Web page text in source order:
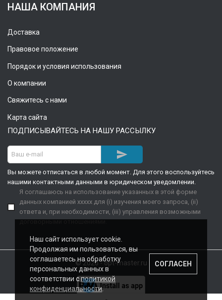
НАША КОМПАНИЯ
Доставка
Правовое положение
Порядок и условия использования
О компании
Свяжитесь с нами
Карта сайта
ПОДПИСЫВАЙТЕСЬ НА НАШУ РАССЫЛКУ

Вы можете отписаться в любой момент. Для этого воспользуйтесь
нашими контактными данными в юридическом уведомлении.
Я соглашаюсь на использование указанных в этой форме
данных компанией xxxxx для (i) изучения моего запроса, (ii)
ответа и, при необходимости, (iii) управления возможными
договорными отношениями.
© 2026 - opt-master.ru
Наш сайт использует cookie.
Продолжая им пользоваться, вы
соглашаетесь на обработку
персональных данных в
соответствии сполитикой
конфиденциальности.
СОГЛАСЕН